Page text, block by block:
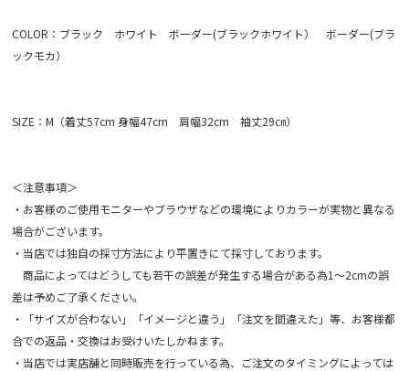
COLOR：ブラック ホワイト ボーダー(ブラックホワイト） ボーダー(ブラ
ックモカ）
SIZE：M（着丈57cm 身幅47cm 肩幅32cm 袖丈29㎝）
＜注意事項＞
・お客様のご使用モニターやブラウザなどの環境によりカラーが実物と異なる
場合がございます。
・当店では独自の採寸方法により平置きにて採寸しております。
商品によってはどうしても若干の誤差が発生する場合がある為1～2cmの誤
差は予めご了承ください。
・「サイズが合わない」「イメージと違う」「注文を間違えた」等、お客様都
合での返品・交換はお受けいたしかねます。
・当店では実店舗と同時販売を行っている為、ご注文のタイミングによっては